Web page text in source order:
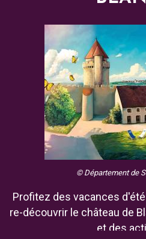
© Département de
Profitez des vacances
re-découvrir le château de
et des